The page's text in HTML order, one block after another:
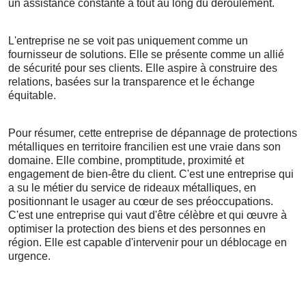
un assistance constante à tout au long du déroulement.
L'entreprise ne se voit pas uniquement comme un
fournisseur de solutions. Elle se présente comme un allié
de sécurité pour ses clients. Elle aspire à construire des
relations, basées sur la transparence et le échange
équitable.
Pour résumer, cette entreprise de dépannage de protections
métalliques en territoire francilien est une vraie dans son
domaine. Elle combine, promptitude, proximité et
engagement de bien-être du client. C'est une entreprise qui
a su le métier du service de rideaux métalliques, en
positionnant le usager au cœur de ses préoccupations.
C'est une entreprise qui vaut d'être célèbre et qui œuvre à
optimiser la protection des biens et des personnes en
région. Elle est capable d'intervenir pour un déblocage en
urgence.